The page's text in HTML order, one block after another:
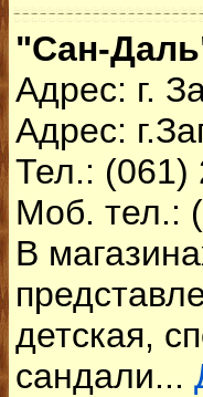
"Сан-
Адрес: г.
Адрес:
Тел.: (061)
Моб. тел.:
В
детская,
сандали...